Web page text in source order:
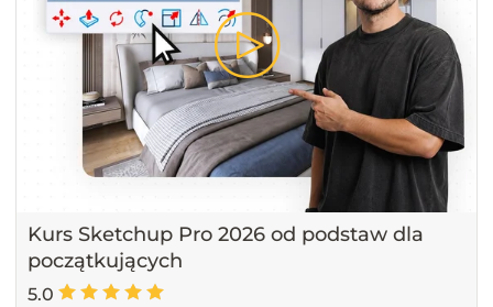
Kurs Sketchup Pro 2026 od podstaw dla
początkujących
5.0